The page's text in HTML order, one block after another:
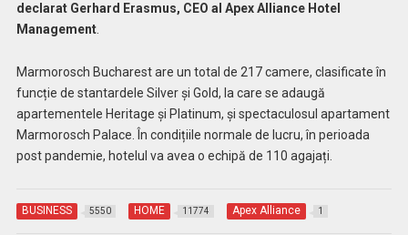
declarat Gerhard Erasmus, CEO al Apex Alliance Hotel
Management.
Marmorosch Bucharest are un total de 217 camere, clasificate în
funcție de stantardele Silver și Gold, la care se adaugă
apartementele Heritage și Platinum, și spectaculosul apartament
Marmorosch Palace. În condițiile normale de lucru, în perioada
post pandemie, hotelul va avea o echipă de 110 agajați.
BUSINESS 5550 HOME 11774 Apex Alliance 1